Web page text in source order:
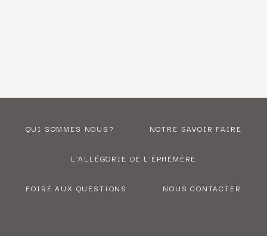
QUI SOMMES NOUS? NOTRE SAVOIR FAIRE
L’ALLÉGORIE DE L’ÉPHÉMÈRE
FOIRE AUX QUESTIONS NOUS CONTACTER